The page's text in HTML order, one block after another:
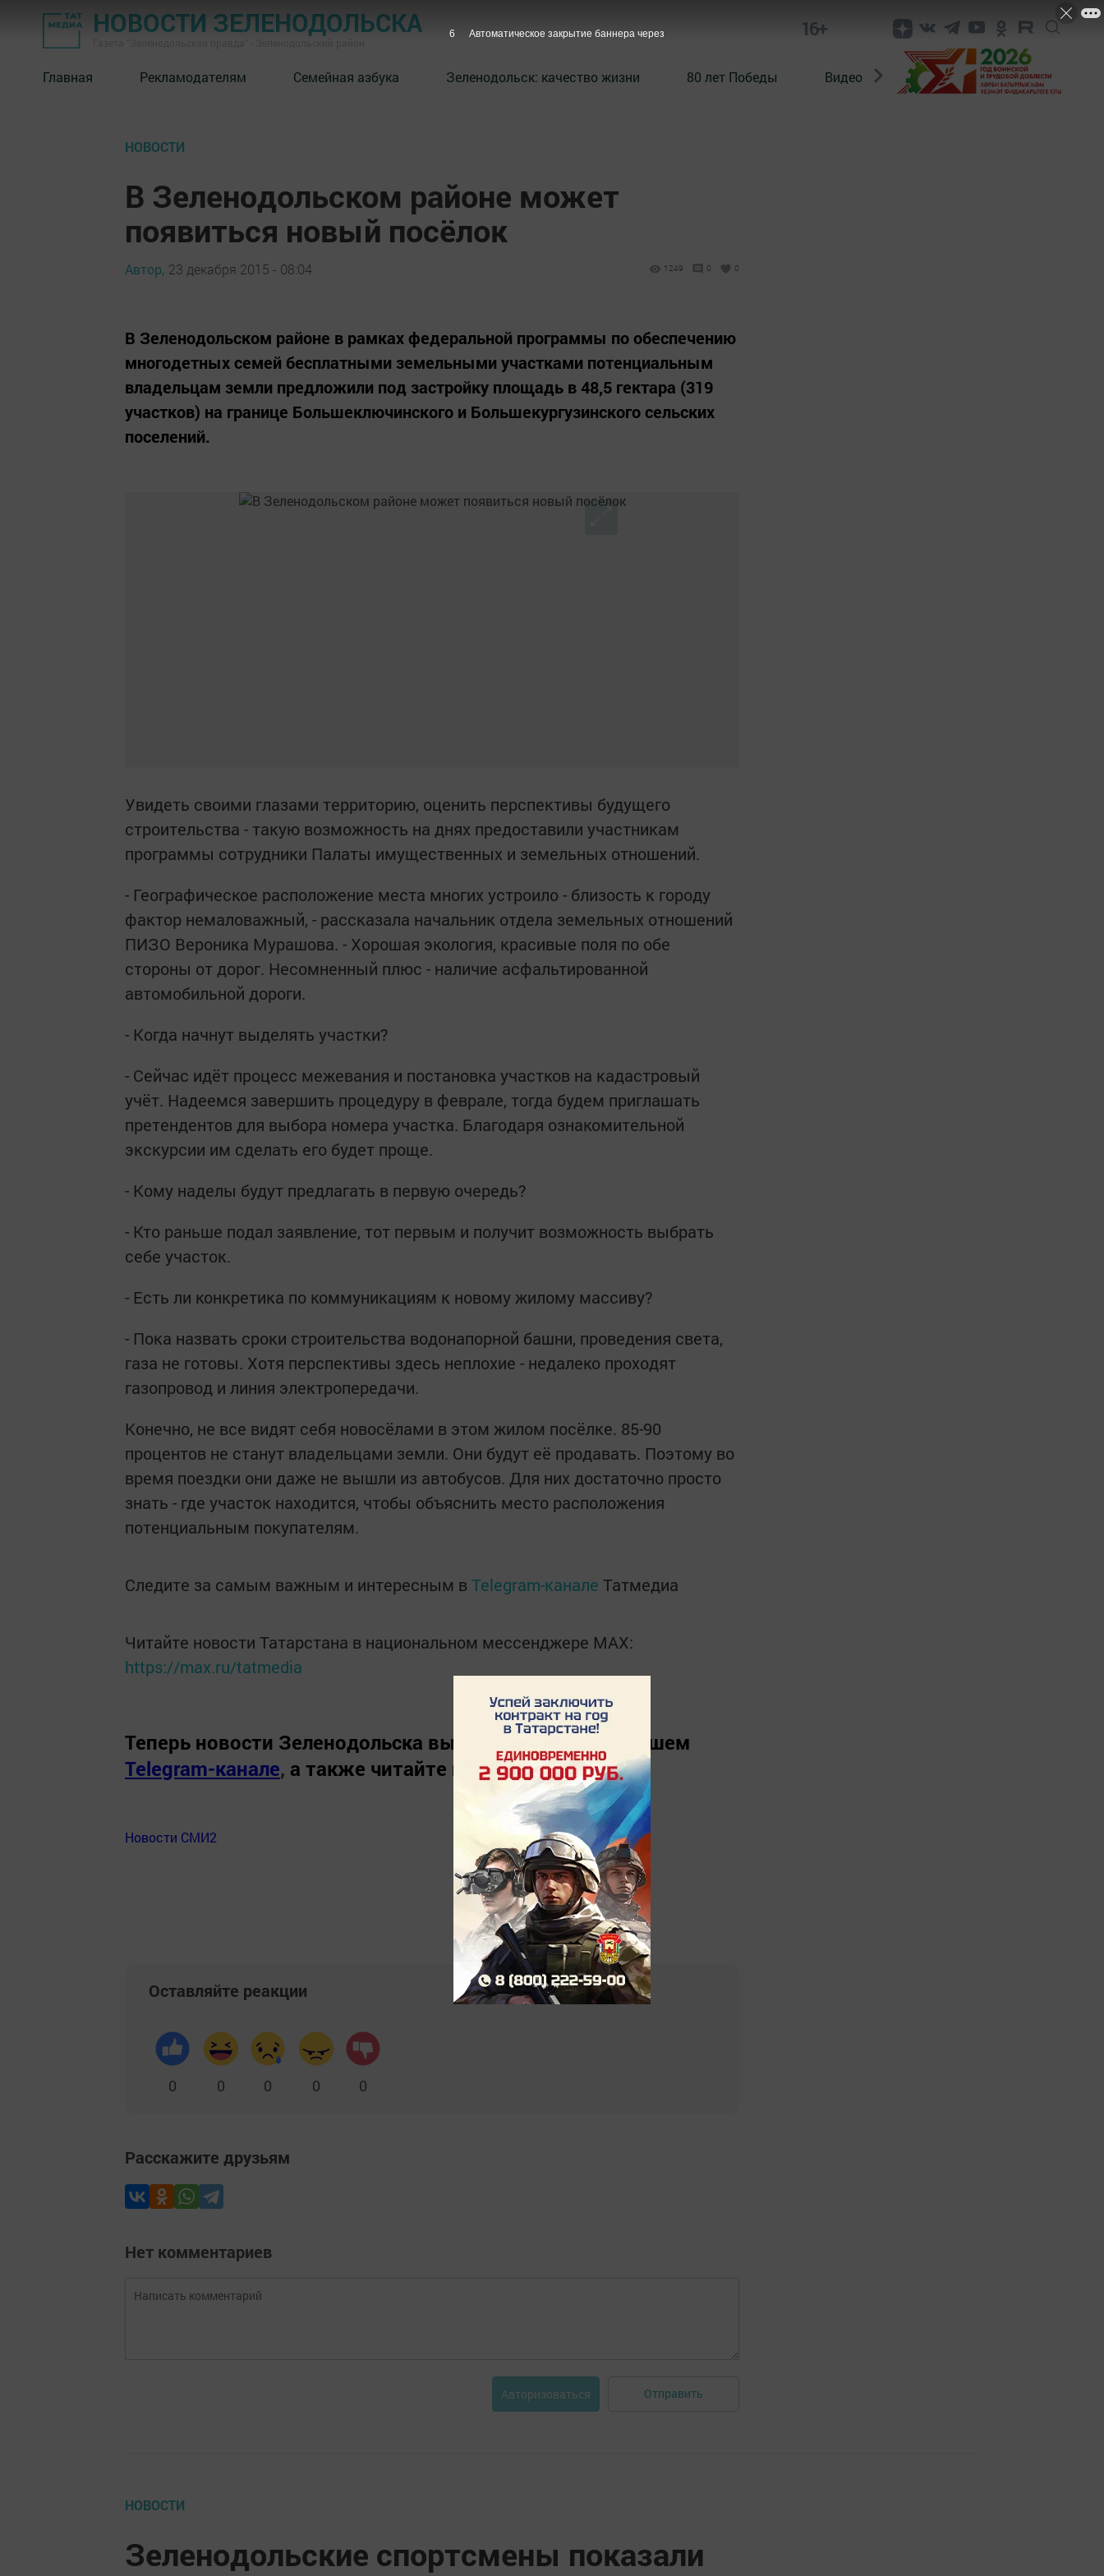
НОВОСТИ ЗЕЛЕНОДОЛЬСКА 16+
Главная Рекламодателям Семейная азбука ⁠Зеленодольск: качество жизни 80 лет Победы Видео Конкурсы ЭтноДети
НОВОСТИ
В Зеленодольском районе может
появиться новый посёлок
Автор, 23 декабря 2015 - 08:04 1249 0 0
В Зеленодольском районе в рамках федеральной программы по обеспечению
многодетных семей бесплатными земельными участками потенциальным
владельцам земли предложили под застройку площадь в 48,5 гектара (319
участков) на границе Большеключинского и Большекургузинского сельских
поселений.
Увидеть своими глазами территорию, оценить перспективы будущего
строительства - такую возможность на днях предоставили участникам
программы сотрудники Палаты имущественных и земельных отношений.
- Географическое расположение мес­та многих устроило - близость к городу
фактор немаловажный, - рассказала начальник отдела земельных отношений
ПИЗО Вероника Мурашова. - Хорошая экология, красивые поля по обе
стороны от дорог. Несомненный плюс - наличие асфальтированной
автомобильной дороги.
- Когда начнут выделять участки?
- Сейчас идёт процесс межевания и постановка участков на кадастровый
учёт. Надеемся завершить процедуру в феврале, тогда будем приглашать
претендентов для выбора номера участка. Благодаря ознакомительной
экскурсии им сделать его будет проще.
- Кому наделы будут предлагать в первую очередь?
- Кто раньше подал заявление, тот первым и получит возможность выбрать
себе участок.
- Есть ли конкретика по коммуникациям к новому жилому массиву?
- Пока назвать сроки строительства водонапорной башни, проведения света,
газа не готовы. Хотя перспективы здесь неплохие - недалеко проходят
газопровод и линия электропередачи.
Конечно, не все видят себя новосёлами в этом жилом посёлке. 85-90
процентов не станут владельцами земли. Они будут её продавать. Поэтому во
время поездки они даже не вышли из автобусов. Для них достаточно просто
знать - где участок находится, чтобы объяснить место расположения
потенциальным покупателям.
Следите за самым важным и интересным в Telegram-канале Татмедиа
Читайте новости Татарстана в национальном мессенджере MАХ:
https://max.ru/tatmedia
Теперь новости Зеленодольска вы можете узнать в нашем
Telegram-канале, а также читайте нас в«Дзен».
Новости СМИ2
Оставляйте реакции
0 0 0 0 0
Расскажите друзьям
Нет комментариев
Авторизоваться Отправить
НОВОСТИ
Зеленодольские спортсмены показали
5 Автоматическое закрытие баннера через